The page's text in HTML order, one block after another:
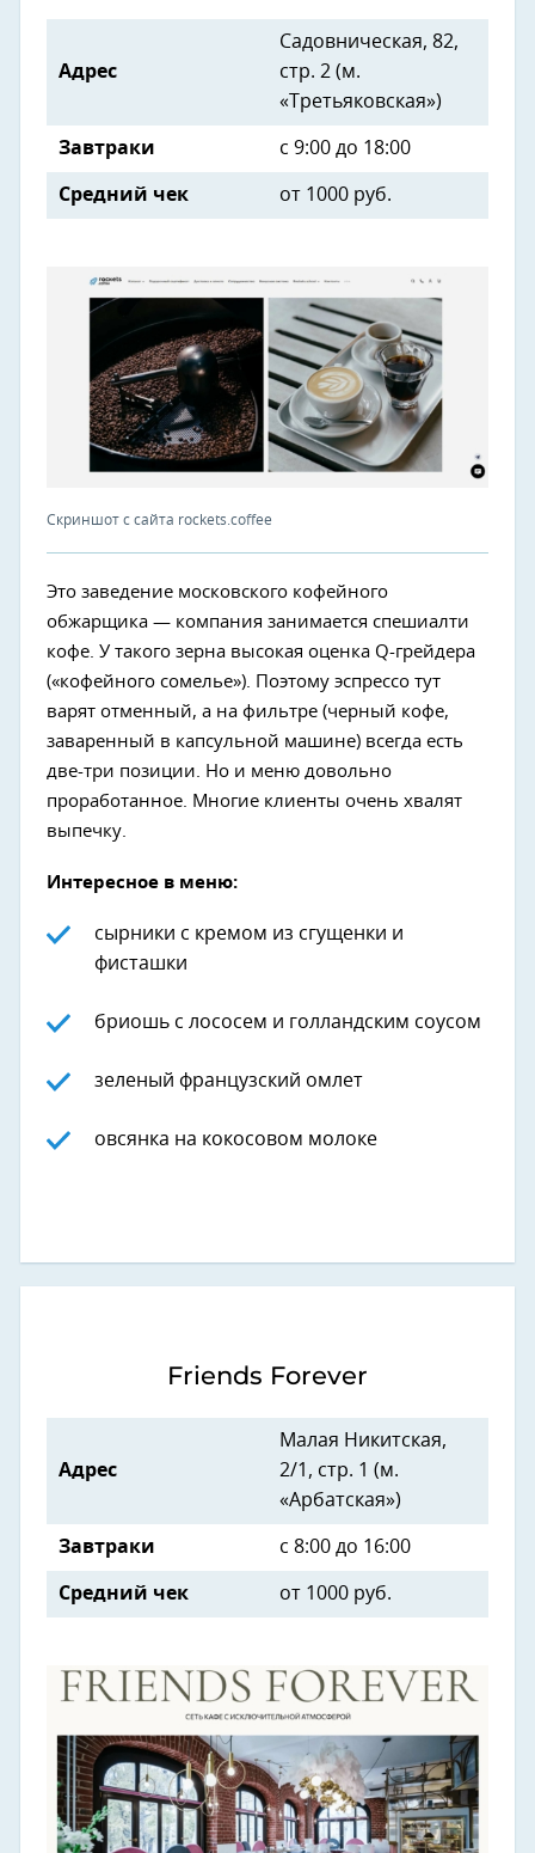
Адрес
Садовническая, 82,
стр. 2 (м.
«Третьяковская»)
Завтраки с 9:00 до 18:00
Средний чек от 1000 руб.
Скриншот с сайта rockets.coffee
Это заведение московского кофейного
обжарщика — компания занимается спешиалти
кофе. У такого зерна высокая оценка Q-грейдера
(«кофейного сомелье»). Поэтому эспрессо тут
варят отменный, а на фильтре (черный кофе,
заваренный в капсульной машине) всегда есть
две-три позиции. Но и меню довольно
проработанное. Многие клиенты очень хвалят
выпечку.
Интересное в меню:
сырники с кремом из сгущенки и
фисташки
бриошь с лососем и голландским соусом
зеленый французский омлет
овсянка на кокосовом молоке
Friends Forever
Адрес
Малая Никитская,
2/1, стр. 1 (м.
«Арбатская»)
Завтраки с 8:00 до 16:00
Средний чек от 1000 руб.